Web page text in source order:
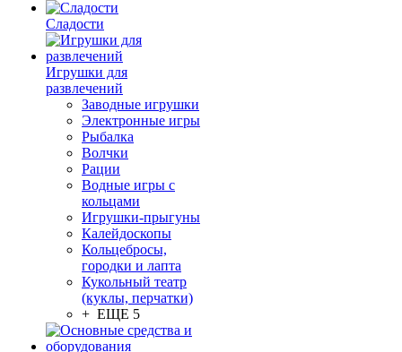
Сладости
Игрушки для
развлечений
Заводные игрушки
Электронные игры
Рыбалка
Волчки
Рации
Водные игры с
кольцами
Игрушки-прыгуны
Калейдоскопы
Кольцебросы,
городки и лапта
Кукольный театр
(куклы, перчатки)
+ ЕЩЕ 5